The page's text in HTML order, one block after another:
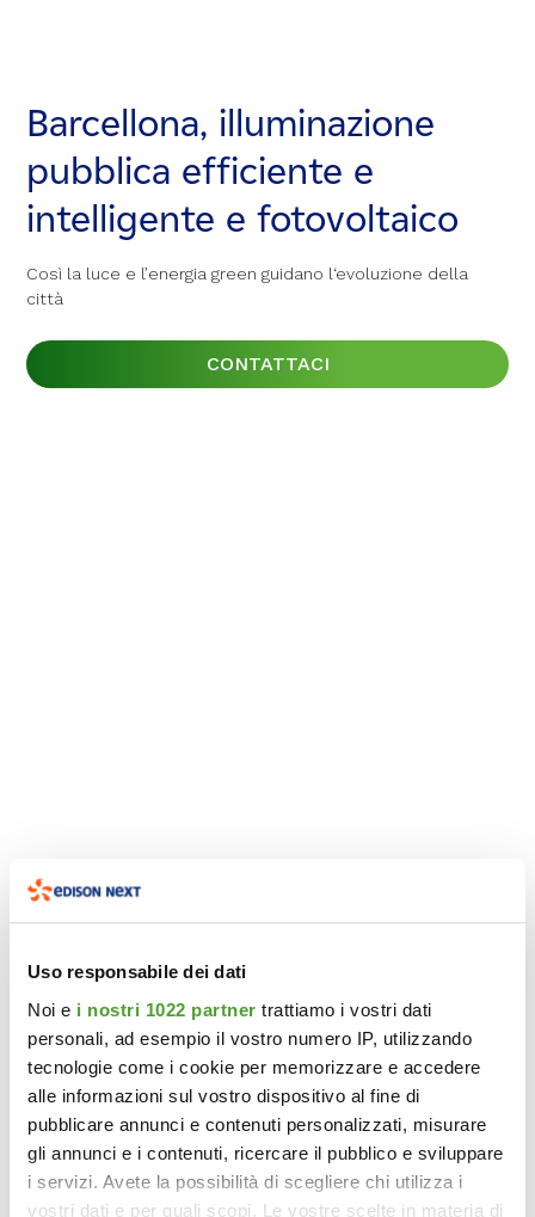
Uso responsabile dei dati
Noi e i nostri 1022 partner trattiamo i vostri dati
personali, ad esempio il vostro numero IP, utilizzando
tecnologie come i cookie per memorizzare e accedere
alle informazioni sul vostro dispositivo al fine di
pubblicare annunci e contenuti personalizzati, misurare
gli annunci e i contenuti, ricercare il pubblico e sviluppare
i servizi. Avete la possibilità di scegliere chi utilizza i
vostri dati e per quali scopi. Le vostre scelte in materia di
Barcellona, illuminazione
pubblica efficiente e
intelligente e fotovoltaico
Così la luce e l’energia green guidano l‘evoluzione della
città
CONTATTACI
Barcellona, illuminazione
pubblica efficiente e
intelligente e fotovoltaico
Così la luce e l’energia green guidano l‘evoluzione della
città
CONTATTACI
Barcellona, illuminazione
pubblica efficiente e
intelligente e fotovoltaico
Così la luce e l’energia green guidano l‘evoluzione della
città
CONTATTACI